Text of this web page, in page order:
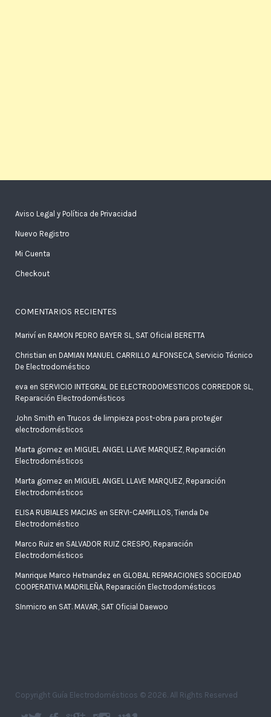
Aviso Legal y Política de Privacidad
Nuevo Registro
Mi Cuenta
Checkout
COMENTARIOS RECIENTES
Marivíen RAMON PEDRO BAYER SL, SAT Oficial BERETTA
Christian en DAMIAN MANUEL CARRILLO ALFONSECA, Servicio Técnico
De Electrodoméstico
eva en SERVICIO INTEGRAL DE ELECTRODOMESTICOS CORREDOR SL,
Reparación Electrodomésticos
John Smith en Trucos de limpieza post-obra para proteger
electrodomésticos
Marta gomez en MIGUEL ANGEL LLAVE MARQUEZ, Reparación
Electrodomésticos
Marta gomez en MIGUEL ANGEL LLAVE MARQUEZ, Reparación
Electrodomésticos
ELISA RUBIALES MACIAS en SERVI-CAMPILLOS, Tienda De
Electrodoméstico
Marco Ruiz en SALVADOR RUIZ CRESPO, Reparación
Electrodomésticos
Manrique Marco Hetnandez en GLOBAL REPARACIONES SOCIEDAD
COOPERATIVA MADRILEÑA, Reparación Electrodomésticos
SInmicro en SAT. MAVAR, SAT Oficial Daewoo
Copyright Guía Electrodomésticos © 2026. All Rights Reserved